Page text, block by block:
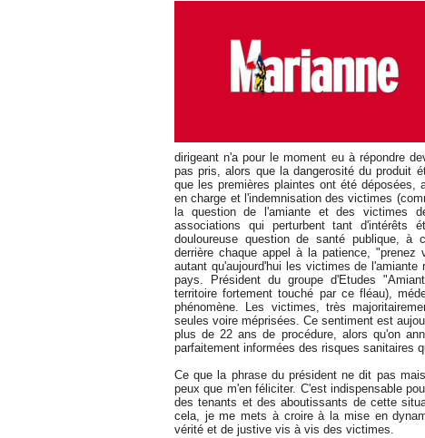
dirigeant n'a pour le moment eu à répondre
pas pris, alors que la dangerosité du produit
que les premières plaintes ont été déposées,
en charge et l'indemnisation des victimes
la question de l'amiante et des victimes
associations qui perturbent tant d'intérêts
douloureuse question de santé publique, à
derrière chaque appel à la patience,
autant qu'aujourd'hui les victimes de
pays. Président du groupe d'Etudes
territoire fortement touché par ce fléau),
phénomène. Les victimes, très
seules voire méprisées. Ce sentiment est
plus de 22 ans de procédure, alors qu'on
parfaitement informées des risques sanitaires
Ce que la phrase du président ne dit pas
peux que m'en féliciter. C'est indispensable
des tenants et des aboutissants de cette
cela, je me mets à croire à la mise en
vérité et de justive vis à vis des victimes.